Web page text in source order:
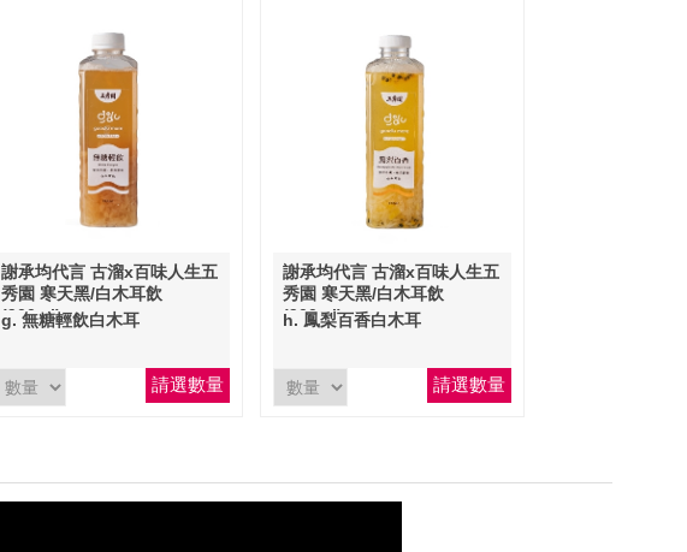
謝承均代言 古溜x百味人生五
秀園 寒天黑/白木耳飲
(900ml)
g. 無糖輕飲白木耳
請選數量
謝承均代言 古溜x百味人生五
秀園 寒天黑/白木耳飲
(900ml)
h. 鳳梨百香白木耳
請選數量